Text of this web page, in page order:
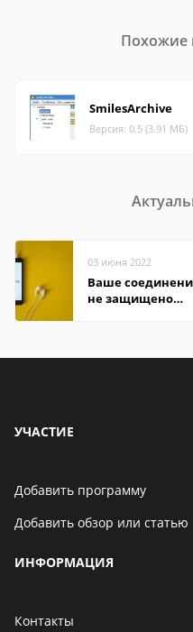
Похожие
SmilesArchive
Версия: 0.5 (3.91 МБ)
03 июня 2022
Ваше
не защищено
УЧАСТИЕ
Добавить программу
Добавить обзор или статью
ИНФОРМАЦИЯ
Контакты